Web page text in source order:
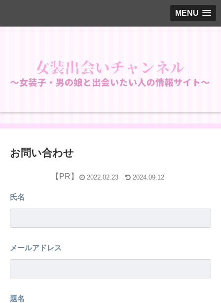
MENU
お問い合わせ
2024.09.12
2022.02.23
氏名
メールアドレス
題名